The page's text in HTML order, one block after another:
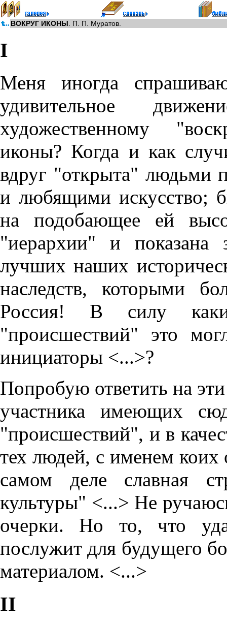
ВОКРУГ ИКОНЫ . П. П. Муратов.
I
Меня иногда
удивительное
художественному
иконы? Когда и как
вдруг "открыта"
и любящими искусство;
на подобающее ей
"иерархии" и
лучших наших
наследств, которыми
Россия! В силу
"происшествий" это
инициаторы <...>?
Попробую ответить на
участника имеющих
"происшествий", и в
тех людей, с именем коих
самом деле славная
культуры" <...> Не
очерки. Но то, что
послужит для будущего
материалом. <...>
II